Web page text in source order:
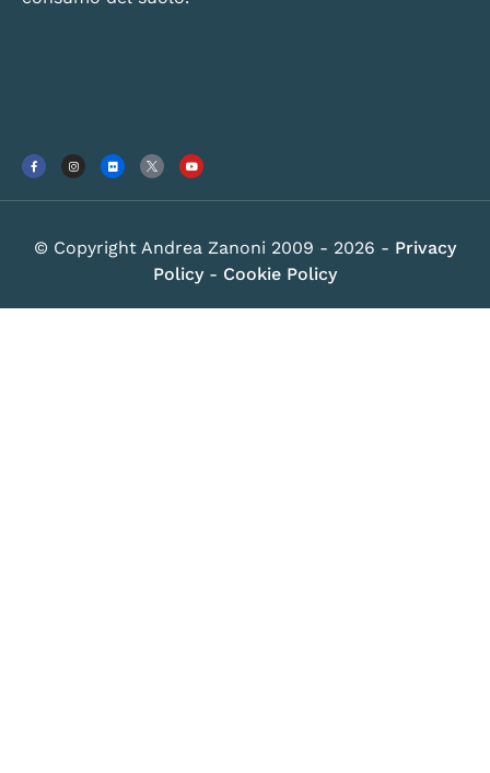
© Copyright Andrea Zanoni 2009 - 2026 - Privacy
Policy - Cookie Policy